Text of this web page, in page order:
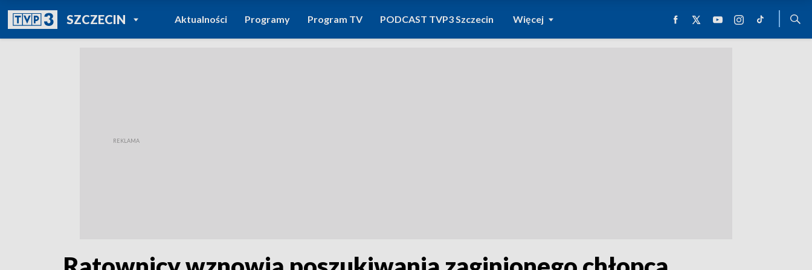
SZCZECINPOWRÓT DO
TVP REGIONY
Aktualności Programy Program TV PODCAST TVP3 Szczecin Więcej